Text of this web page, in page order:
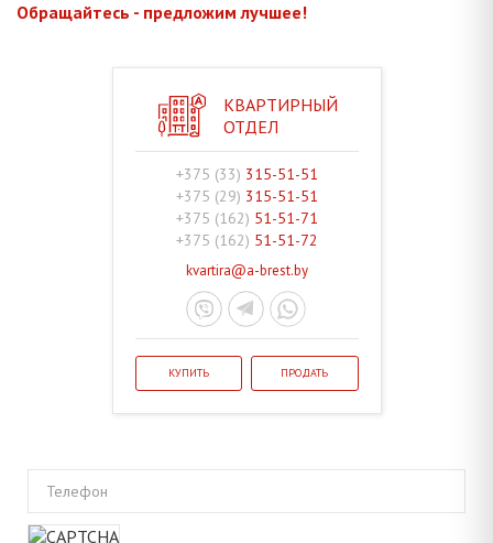
Обращайтесь - предложим лучшее!
КВАРТИРНЫЙ
ОТДЕЛ
+375 (33) 315-51-51
+375 (29) 315-51-51
+375 (162) 51-51-71
+375 (162) 51-51-72
kvartira@a-brest.by
КУПИТЬ ПРОДАТЬ
Телефон